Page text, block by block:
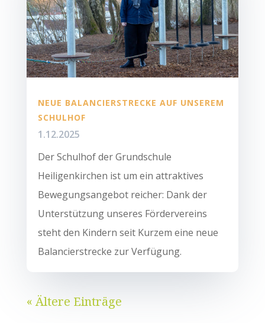
NEUE BALANCIERSTRECKE AUF UNSEREM
SCHULHOF
1.12.2025
Der Schulhof der Grundschule
Heiligenkirchen ist um ein attraktives
Bewegungsangebot reicher: Dank der
Unterstützung unseres Fördervereins
steht den Kindern seit Kurzem eine neue
Balancierstrecke zur Verfügung.
« Ältere Einträge